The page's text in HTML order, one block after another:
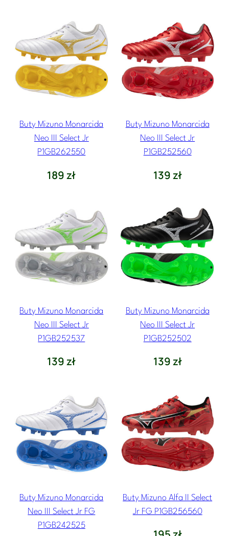
Buty Mizuno Monarcida
Neo III Select Jr
P1GB262550
189 zł
Buty Mizuno Monarcida
Neo III Select Jr
P1GB252560
139 zł
Buty Mizuno Monarcida
Neo III Select Jr
P1GB252537
139zł
Buty Mizuno Monarcida
Neo III Select Jr
P1GB252502
139zł
Buty Mizuno Monarcida
Neo III Select Jr FG
P1GB242525
Buty Mizuno Alfa II Select
Jr FG P1GB256560